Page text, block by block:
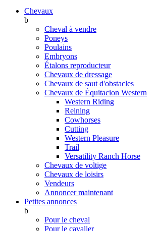
Chevaux
b
Cheval à vendre
Poneys
Poulains
Embryons
Étalons reproducteur
Chevaux de dressage
Chevaux de saut d'obstacles
Chevaux de Èquitacion Western
Western Riding
Reining
Cowhorses
Cutting
Western Pleasure
Trail
Versatility Ranch Horse
Chevaux de voltige
Chevaux de loisirs
Vendeurs
Annoncer maintenant
Petites annonces
b
Pour le cheval
Pour le cavalier